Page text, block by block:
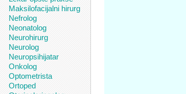
Maksilofacijalni hirurg
Nefrolog
Neonatolog
Neurohirurg
Neurolog
Neuropsihijatar
Onkolog
Optometrista
Ortoped